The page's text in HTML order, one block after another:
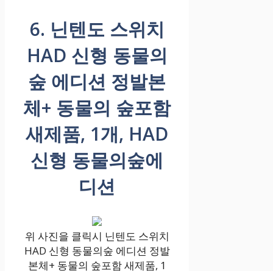
6. 닌텐도 스위치
HAD 신형 동물의
숲 에디션 정발본
체+ 동물의 숲포함
새제품, 1개, HAD
신형 동물의숲에
디션
위 사진을 클릭시 닌텐도 스위치
HAD 신형 동물의숲 에디션 정발
본체+ 동물의 숲포함 새제품, 1